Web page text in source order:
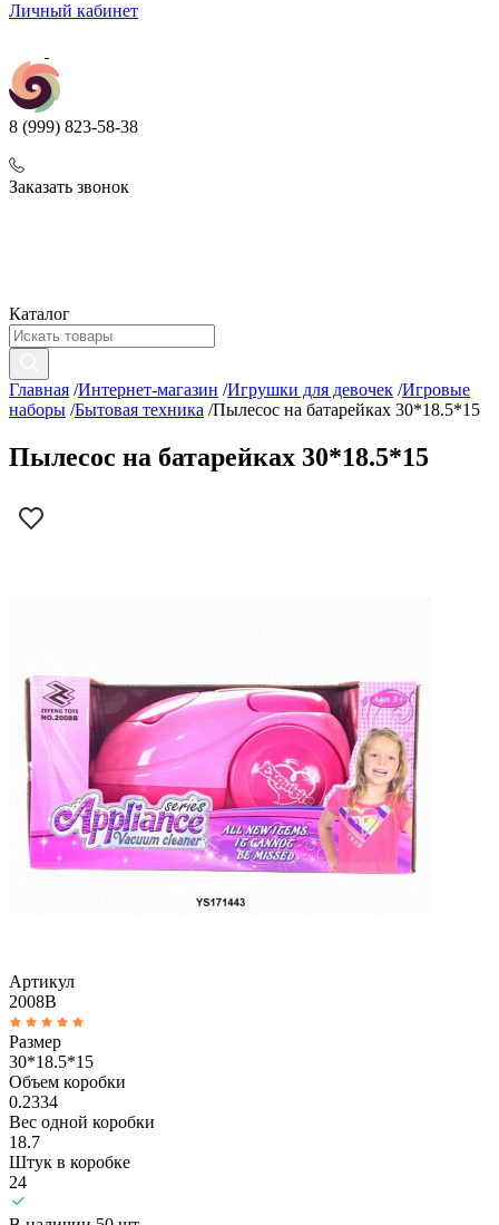
Личный кабинет
8 (999) 823-58-38
Заказать звонок
Каталог
Главная /Интернет-магазин /Игрушки для девочек /Игровые
наборы /Бытовая техника /Пылесос на батарейках 30*18.5*15
Пылесос на батарейках 30*18.5*15
Артикул
2008B
Размер
30*18.5*15
Объем коробки
0.2334
Вес одной коробки
18.7
Штук в коробке
24